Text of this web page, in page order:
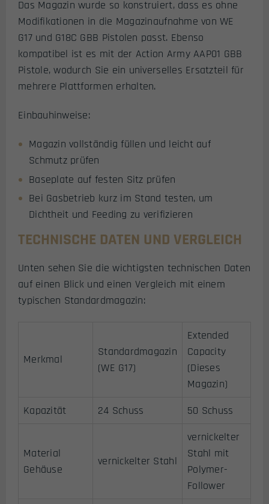
Das Magazin wurde so konstruiert, dass es ohne
Modifikationen in die Magazinaufnahme von WE
G17 und G18C GBB Pistolen passt. Ebenso
kompatibel ist es mit der Action Army AAP01 GBB
Pistole, wodurch Sie ein universelles Ersatzteil für
mehrere Plattformen erhalten.
Einbauhinweise:
Magazin vollständig füllen und leicht auf
Schmutz prüfen
Baseplate auf festen Sitz prüfen
Bei Gasbetrieb kurz im Stand testen, um
Dichtheit und Feeding zu verifizieren
TECHNISCHE DATEN UND VERGLEICH
Unten sehen Sie die wichtigsten technischen Daten
auf einen Blick und einen Vergleich mit einem
typischen Standardmagazin:
Merkmal
Standardmagazin
(WE G17)
Extended
Capacity
(Dieses
Magazin)
Kapazität
24 Schuss 50 Schuss
Material
Gehäuse
vernickelter Stahl
vernickelter
Stahl mit
Polymer-
Follower